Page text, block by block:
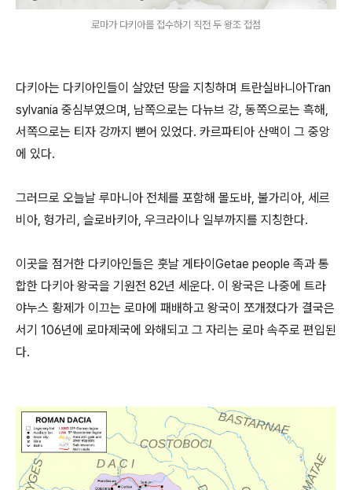
로마가 다키아를 접수하기 직전 두 왕조 접점
다키아는 다키아인들이 살았던 땅을 지칭하며 트란실바니아Tran
sylvania 중심부였으며, 남쪽으로는 다뉴브 강, 동쪽으로는 흑해,
서쪽으로는 티자 강까지 뻗어 있었다. 카르파티아 산맥이 그 중앙
에 있다.
그러므로 오늘날 루마니아 전체를 포함해 몰도바, 불가리아, 세르
비아, 헝가리, 슬로바키아, 우크라이나 일부까지를 지칭한다.
이곳을 점거한 다키아인들은 훗날 게타이Getae people 족과 통
합한 다키아 왕국을 기원전 82년 세운다. 이 왕국은 나중에 트라
야누스 황제가 이끄는 로마에 패배하고 왕국이 쪼개졌다가 결국은
서기 106년에 로마제국에 와해되고 그 자리는 로마 속주로 편입된
다.